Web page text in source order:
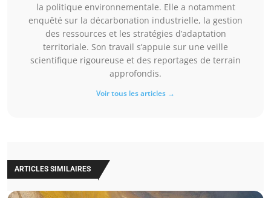
la politique environnementale. Elle a notamment
enquêté sur la décarbonation industrielle, la gestion
des ressources et les stratégies d’adaptation
territoriale. Son travail s’appuie sur une veille
scientifique rigoureuse et des reportages de terrain
approfondis.
Voir tous les articles →
ARTICLES SIMILAIRES